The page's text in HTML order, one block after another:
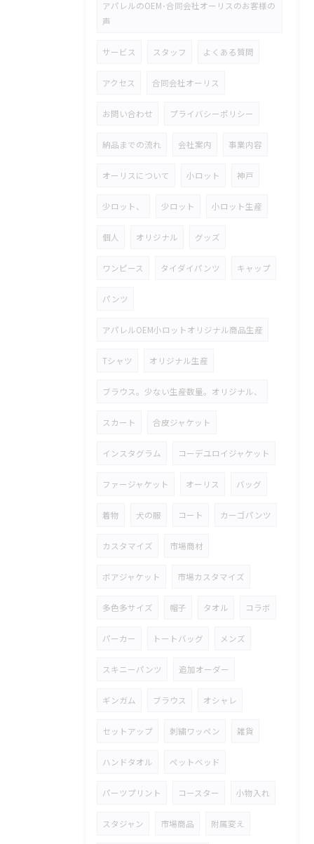
アパレルのOEM･合同会社オーリスのお客様の
声
サービス スタッフ よくある質問
アクセス 合同会社オーリス
お問い合わせ プライバシーポリシー
納品までの流れ 会社案内 事業内容
オーリスについて 小ロット 神戸
少ロット、 少ロット 小ロット生産
個人 オリジナル グッズ
ワンピース タイダイパンツ キャップ
パンツ
アパレルOEM小ロットオリジナル商品生産
Tシャツ オリジナル生産
ブラウス。少ない生産数量。オリジナル、
スカート 合皮ジャケット
インスタグラム コーデユロイジャケット
ファージャケット オーリス バッグ
着物 犬の服 コート カーゴパンツ
カスタマイズ 市場商材
ボアジャケット 市場カスタマイズ
多色多サイズ 帽子 タオル コラボ
パーカー トートバッグ メンズ
スキニーパンツ 追加オーダー
ギンガム ブラウス オシャレ
セットアップ 刺繍ワッペン 雑貨
ハンドタオル ペットベッド
パーツプリント コースター 小物入れ
スタジャン 市場商品 附属変え